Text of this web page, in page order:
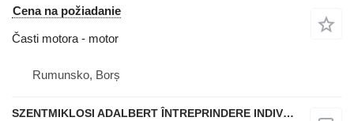
Cena na požiadanie
Časti motora - motor
Rumunsko, Borș
SZENTMIKLOSI ADALBERT ÎNTREPRINDERE INDIVIDUALĂ